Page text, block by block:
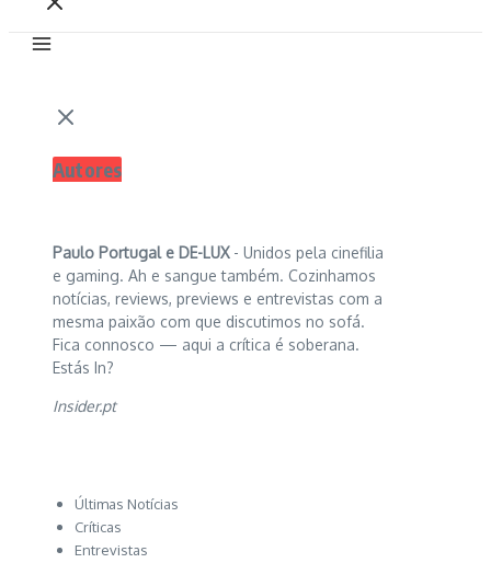
Autores
Paulo Portugal e DE-LUX - Unidos pela cinefilia
e gaming. Ah e sangue também. Cozinhamos
notícias, reviews, previews e entrevistas com a
mesma paixão com que discutimos no sofá.
Fica connosco — aqui a crítica é soberana.
Estás In?
Insider.pt
Últimas Notícias
Críticas
Entrevistas